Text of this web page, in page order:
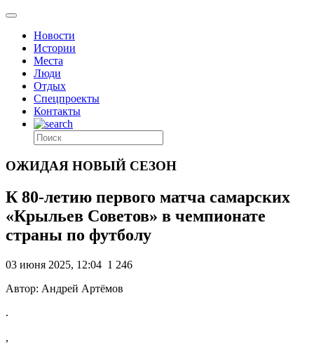
Новости
Истории
Места
Люди
Отдых
Спецпроекты
Контакты
ОЖИДАЯ НОВЫЙ СЕЗОН
К 80-летию первого матча самарских
«Крыльев Советов» в чемпионате
страны по футболу
03 июня 2025, 12:04 1 246
Автор: Андрей Артёмов
.
,